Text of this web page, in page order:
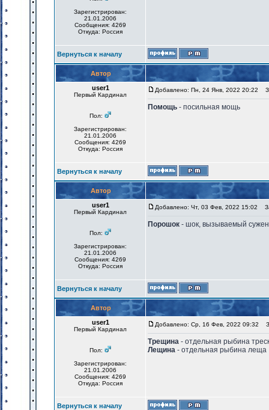
Зарегистрирован:
21.01.2006
Сообщения: 4269
Откуда: Россия
Вернуться к началу
Автор
user1
Первый Кардинал
Пол:
Зарегистрирован:
21.01.2006
Сообщения: 4269
Откуда: Россия
Добавлено: Пн, 24 Янв, 2022 20:22
Помощь - посильная мощь
Вернуться к началу
Автор
user1
Первый Кардинал
Пол:
Зарегистрирован:
21.01.2006
Сообщения: 4269
Откуда: Россия
Добавлено: Чт, 03 Фев, 2022 15:02
Порошок - шок, вызываемый
Вернуться к началу
Автор
user1
Первый Кардинал
Пол:
Зарегистрирован:
21.01.2006
Сообщения: 4269
Откуда: Россия
Добавлено: Ср, 16 Фев, 2022 09:32
Трещина - отдельная рыбина
Лещина - отдельная рыбина леща
Вернуться к началу